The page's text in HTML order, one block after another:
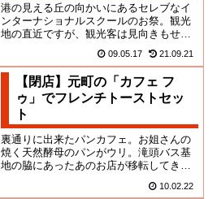
港の見える丘の向かいにあるセレブなイ
ンターナショナルスクールのお祭。観光
地の直近ですが、観光客は見向きもせ
風景を見るより、よっぽど面白い...
09.05.17 21.09.21
【閉店】元町の「カフェ フ
ゥ」でフレンチトーストセッ
ト
裏通りに出来たパンカフェ。お姐さんの
焼く天然酵母のパンがウリ。滝頭バス基
地の脇にあったあのお店が移転してきた
洒落ていて、磯子大貧民エリア... 10.02.22